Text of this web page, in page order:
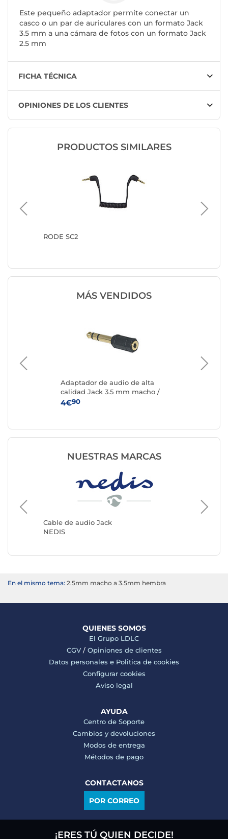
Este pequeño adaptador permite conectar un
casco o un par de auriculares con un formato Jack
3.5 mm a una cámara de fotos con un formato Jack
2.5 mm
FICHA TÉCNICA
OPINIONES DE LOS CLIENTES
PRODUCTOS SIMILARES
RODE SC2
MÁS VENDIDOS
Adaptador de audio de alta
calidad Jack 3.5 mm macho /
3.5 mm hembra
4€90
NUESTRAS MARCAS
Cable de audio Jack
NEDIS
En el mismo tema: 2.5mm macho a 3.5mm hembra
QUIENES SOMOS
El Grupo LDLC
CGV/ Opiniones de clientes
Datos personales e Politica de cookies
Configurar cookies
Aviso legal
AYUDA
Centro de Soporte
Cambios y devoluciones
Modos de entrega
Métodos de pago
CONTACTANOS
POR CORREO
¡ERES TÚ QUIEN DECIDE!